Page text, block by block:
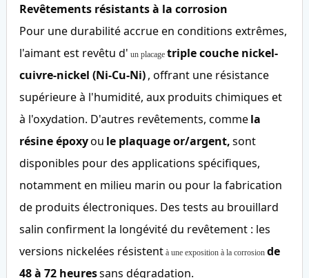
Revêtements résistants à la corrosion
Pour une durabilité accrue en conditions extrêmes,
l'aimant est revêtu d' un placage triple couche nickel-
cuivre-nickel (Ni-Cu-Ni), offrant une résistance
supérieure à l'humidité, aux produits chimiques et
à l'oxydation. D'autres revêtements, commela
résine époxyou le plaquage or/argent,sont
disponibles pour des applications spécifiques,
notamment en milieu marin ou pour la fabrication
de produits électroniques. Des tests au brouillard
salin confirment la longévité du revêtement : les
versions nickelées résistentà une exposition à la corrosion de
48 à 72 heuressans dégradation.